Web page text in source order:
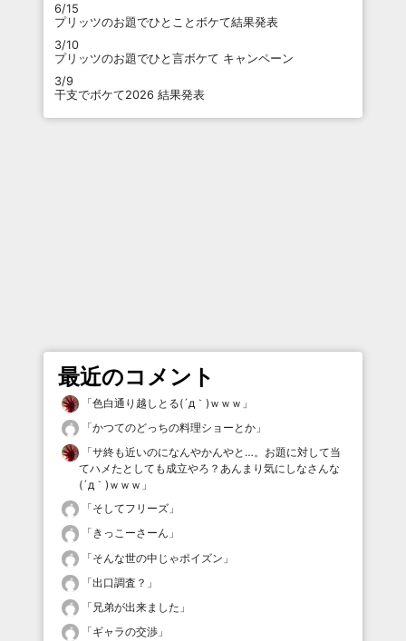
6/15
プリッツのお題でひとことボケて結果発表
3/10
プリッツのお題でひと言ボケて キャンペーン
3/9
干支でボケて2026 結果発表
最近のコメント
「色白通り越しとる(´д｀)ｗｗｗ 」
「かつてのどっちの料理ショーとか 」
「サ終も近いのになんやかんやと…。お題に対して当
てハメたとしても成立やろ？あんまり気にしなさんな
(´д｀)ｗｗｗ 」
「そしてフリーズ 」
「 きっこーさーん 」
「そんな世の中じゃポイズン 」
「出口調査？ 」
「 兄弟が出来ました 」
「ギャラの交渉 」